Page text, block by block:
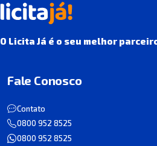
O Licita Já é o seu melhor
Fale Conosco
Contato
0800 952 8525
0800 952 8525